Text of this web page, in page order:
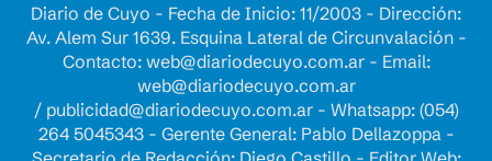
Diario de Cuyo - Fecha de Inicio: 11/2003 - Dirección:
Av. Alem Sur 1639. Esquina Lateral de Circunvalación -
Contacto: web@diariodecuyo.com.ar- Email:
web@diariodecuyo.com.ar
/ publicidad@diariodecuyo.com.ar- Whatsapp: (054)
264 5045343 - Gerente General: Pablo Dellazoppa -